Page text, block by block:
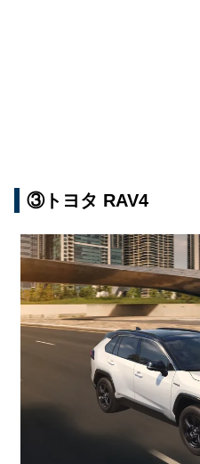
③トヨタ RAV4